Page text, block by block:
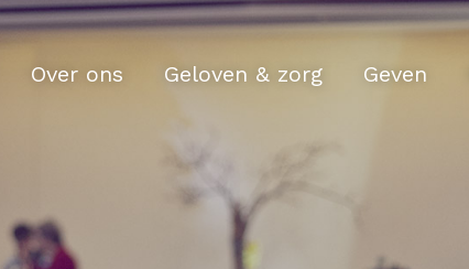
Over ons Geloven & zorg Geven